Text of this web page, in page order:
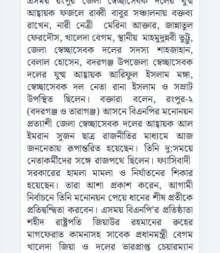
আহ্বায়ক ফজলে রাব্বী বাবুর সঞ্চালনায় বক্তব্য
রাখেন, নারী নেত্রী মেরিনা আক্তার, জান্নাতুল
ফেরদৌস, খালেদা বেগম, স্থানীয় মাহমুদুন্নবী ভুট্টু,
জেলা স্বেচ্ছাসেবক দলের সদস্য শাহজাহান,
বেলাল হোসেন, বদরগঞ্জ উপজেলা স্বেচ্ছাসেবক
দলের যুগ্ম আহ্বায়ক আরিফুল ইসলাম মঙ্গা,
স্বেচ্ছাসেবক দল নেতা রানা ইসলাম ও সম্রাট
উপস্থিত ছিলেন। বক্তারা বলেন, রংপুর-২
(বদরগঞ্জ ও তারাগঞ্জ) আসনে বিএনপির মনোনয়ন
প্রত্যাশী জেলা স্বেচ্ছাসেবক দলের আহ্বায়ক আল
ইমরান সুজন ছাত্র রাজনীতির মাধ্যমে আজ
জননেতায় রূপান্তরিত হয়েছেন। তিনি দু:সময়ে
নেতাকর্মীদের সঙ্গে রাজপথে ছিলেন। ফ্যাসিবাদী
সরকারের হামলা মামলা ও নির্যাতনের শিকার
হয়েছেন। তারা আশা প্রকাশ করেন, আগামী
নির্বাচনে তিনি মনোনয়ন পেয়ে ধানের শীষ প্রতীকে
প্রতিদ্বন্দ্বিতা করবেন। এসময় বিএনপি’র প্রতিষ্ঠাতা
শহীদ রাষ্ট্রপতি জিয়াউর রহমানের রুহের
মাগফেরাত কামনাসহ সাবেক প্রধানমন্ত্রী বেগম
খালেদা জিয়া ও দলের ভারপ্রাপ্ত চেয়ারম্যান